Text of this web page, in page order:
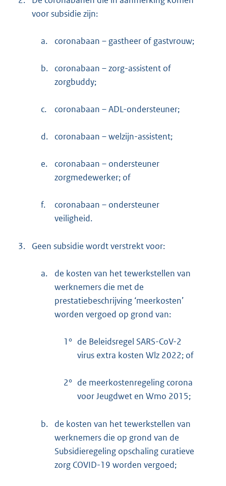
voor subsidie zijn:
a. coronabaan – gastheer of gastvrouw;
b.
coronabaan – zorg-assistent of
zorgbuddy;
c. coronabaan – ADL-ondersteuner;
d. coronabaan – welzijn-assistent;
e.
coronabaan – ondersteuner
zorgmedewerker; of
f.
coronabaan – ondersteuner
veiligheid.
3. Geen subsidie wordt verstrekt voor:
a.
de kosten van het tewerkstellen van
werknemers die met de
prestatiebeschrijving ‘meerkosten’
worden vergoed op grond van:
1° de Beleidsregel SARS-CoV-2
virus extra kosten Wlz 2022; of
2° de meerkostenregeling corona
voor Jeugdwet en Wmo 2015;
b.
de kosten van het tewerkstellen van
werknemers die op grond van de
Subsidieregeling opschaling curatieve
zorg COVID-19 worden vergoed;